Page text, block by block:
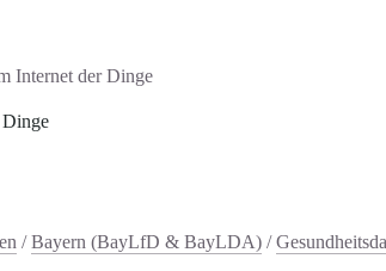
Internet der Dinge
Dinge
/Bayern (BayLfD & BayLDA) /